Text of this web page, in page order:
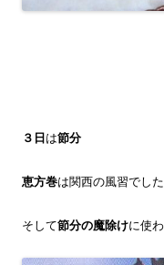
３日 は節分
恵方巻は関西の風習でし
そして節分の魔除けに使